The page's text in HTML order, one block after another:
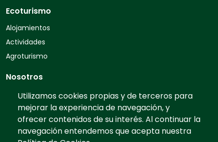
Utilizamos cookies propias y de terceros para
mejorar la experiencia de navegación, y
ofrecer contenidos de su interés. Al continuar la
navegación entendemos que acepta nuestra
Ecoturismo
Alojamientos
Actividades
Agroturismo
Nosotros
Quiénes somos
Contacto
Preguntas frecuentes
Tarifas